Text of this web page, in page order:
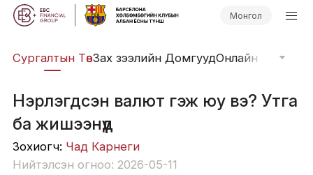
Монгол
Сургалтын ТөвЗах зээлийн ДомгуудОнлайн
Нэрлэгдсэн валют гэж юу вэ? Утга
ба жишээнүүд
Зохиогч: Чад Карнеги
Нийтэлсэн огноо: 2026-05-11